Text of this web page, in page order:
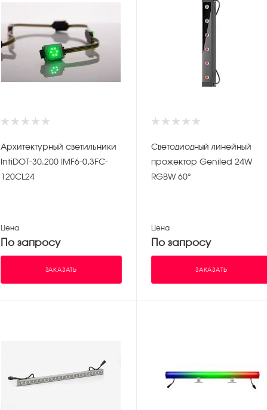
Архитектурный светильники
IntiDOT-30.200 IMF6-0,3FC-
120CL24
Цена
По запросу
ЗАКАЗАТЬ
Светодиодный линейный
прожектор Geniled 24W
RGBW 60°
Цена
По запросу
ЗАКАЗАТЬ